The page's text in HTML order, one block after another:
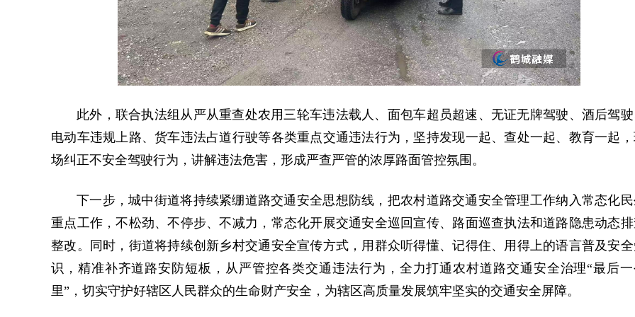
此外，联合执法组从严从重查处农用三轮车违法载人、面包车超员超速、无证无牌驾驶、酒后驾驶
电动车违规上路、货车违法占道行驶等各类重点交通违法行为，坚持发现一起、查处一起、教育一起
场纠正不安全驾驶行为，讲解违法危害，形成严查严管的浓厚路面管控氛围。
下一步，城中街道将持续紧绷道路交通安全思想防线，把农村道路交通安全管理工作纳入常态化民
重点工作，不松劲、不停步、不减力，常态化开展交通安全巡回宣传、路面巡查执法和道路隐患动态
整改。同时，街道将持续创新乡村交通安全宣传方式，用群众听得懂、记得住、用得上的语言普及安
识，精准补齐道路安防短板，从严管控各类交通违法行为，全力打通农村道路交通安全治理“最后一
里”，切实守护好辖区人民群众的生命财产安全，为辖区高质量发展筑牢坚实的交通安全屏障。